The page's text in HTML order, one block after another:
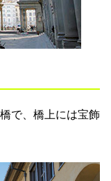
で、橋上には宝飾